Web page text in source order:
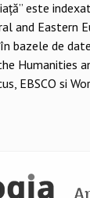
este
and Eastern
bazele de
Humanities
EBSCO si